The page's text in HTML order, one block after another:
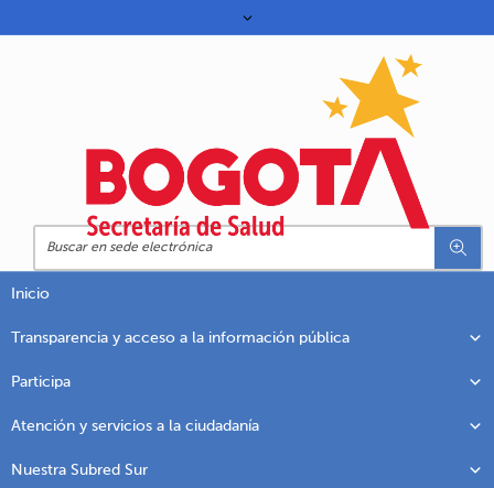
Inicio
Transparencia y acceso a la información pública
Participa
Atención y servicios a la ciudadanía
Nuestra Subred Sur